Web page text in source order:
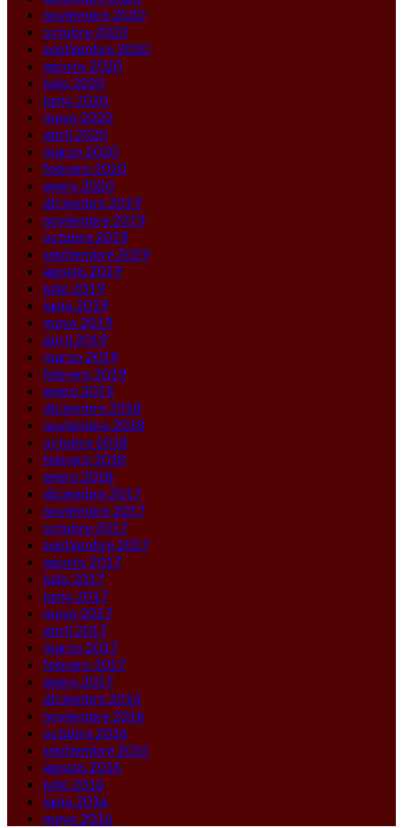
noviembre 2020
octubre 2020
septiembre 2020
agosto 2020
julio 2020
junio 2020
mayo 2020
abril 2020
marzo 2020
febrero 2020
enero 2020
diciembre 2019
noviembre 2019
octubre 2019
septiembre 2019
agosto 2019
julio 2019
junio 2019
mayo 2019
abril 2019
marzo 2019
febrero 2019
enero 2019
diciembre 2018
noviembre 2018
octubre 2018
febrero 2018
enero 2018
diciembre 2017
noviembre 2017
octubre 2017
septiembre 2017
agosto 2017
julio 2017
junio 2017
mayo 2017
abril 2017
marzo 2017
febrero 2017
enero 2017
diciembre 2016
noviembre 2016
octubre 2016
septiembre 2016
agosto 2016
julio 2016
junio 2016
mayo 2016